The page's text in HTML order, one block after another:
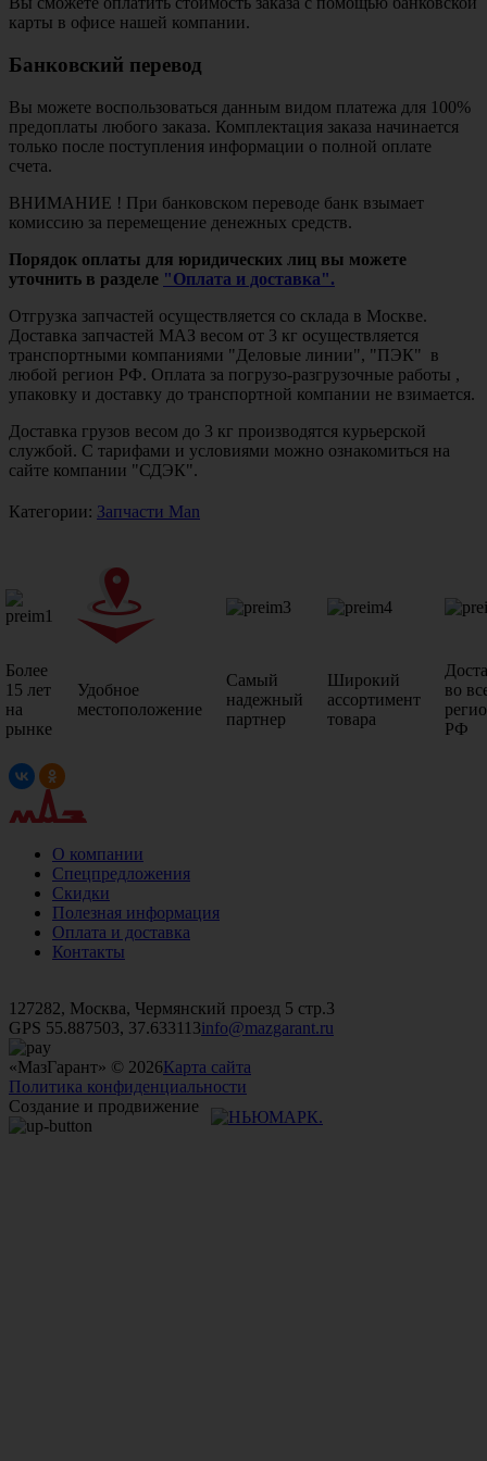
карты в офисе нашей компании.
Банковский перевод
Вы можете воспользоваться данным видом платежа для 100%
предоплаты любого заказа. Комплектация заказа начинается
только после поступления информации о полной оплате
счета.
ВНИМАНИЕ ! При банковском переводе банк взымает
комиссию за перемещение денежных средств.
Порядок оплаты для юридических лиц вы можете
уточнить в разделе "Оплата и доставка".
Отгрузка запчастей осуществляется со склада в Москве.
Доставка запчастей МАЗ весом от 3 кг осуществляется
транспортными компаниями "Деловые линии", "ПЭК" в
любой регион РФ. Оплата за погрузо-разгрузочные работы ,
упаковку и доставку до транспортной компании не взимается.
Доставка грузов весом до 3 кг производятся курьерской
службой. С тарифами и условиями можно ознакомиться на
сайте компании "СДЭК".
Категории: Запчасти Man
Более
15 лет
на
рынке
Удобное
местоположение
Самый
надежный
партнер
Широкий
ассортимент
товара
во
РФ
О компании
Спецпредложения
Скидки
Полезная информация
Оплата и доставка
Контакты
127282, Москва, Чермянский проезд 5 стр.3
GPS 55.887503, 37.633113info@mazgarant.ru
«МазГарант» © 2026Карта сайта
Политика конфиденциальности
Создание и продвижение